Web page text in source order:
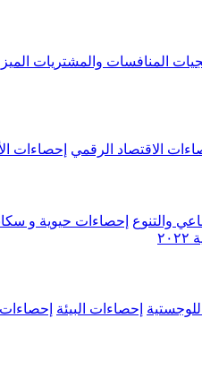
المنافسات والمشتريات
الاقتصاد الرقمي إحصاءات
والتنوع إحصاءات حيوية و
إحصاءات البيئة